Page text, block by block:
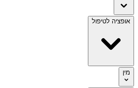
אופציה לטיפול
מין